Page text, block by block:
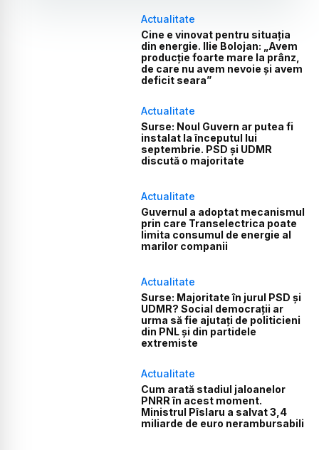
Actualitate
Cine e vinovat pentru situația
din energie. Ilie Bolojan: „Avem
producție foarte mare la prânz,
de care nu avem nevoie și avem
deficit seara”
Actualitate
Surse: Noul Guvern ar putea fi
instalat la începutul lui
septembrie. PSD și UDMR
discută o majoritate
Actualitate
Guvernul a adoptat mecanismul
prin care Transelectrica poate
limita consumul de energie al
marilor companii
Actualitate
Surse: Majoritate în jurul PSD și
UDMR? Social democrații ar
urma să fie ajutați de politicieni
din PNL și din partidele
extremiste
Actualitate
Cum arată stadiul jaloanelor
PNRR în acest moment.
Ministrul Pîslaru a salvat 3,4
miliarde de euro nerambursabili